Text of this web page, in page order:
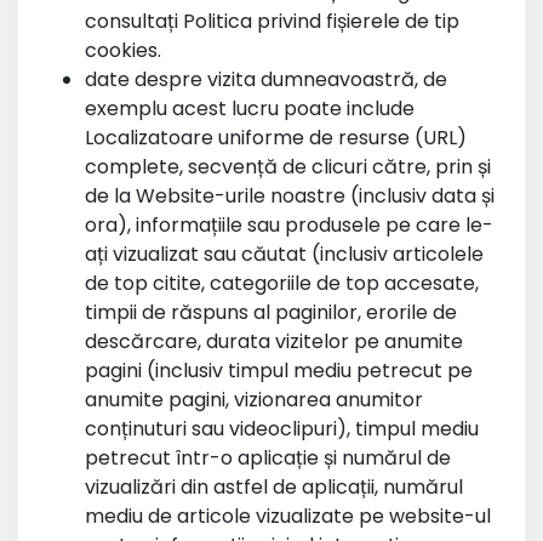
consultați Politica privind fișierele de tip
cookies.
date despre vizita dumneavoastră, de
exemplu acest lucru poate include
Localizatoare uniforme de resurse (URL)
complete, secvență de clicuri către, prin și
de la Website-urile noastre (inclusiv data și
ora), informațiile sau produsele pe care le-
ați vizualizat sau căutat (inclusiv articolele
de top citite, categoriile de top accesate,
timpii de răspuns al paginilor, erorile de
descărcare, durata vizitelor pe anumite
pagini (inclusiv timpul mediu petrecut pe
anumite pagini, vizionarea anumitor
conținuturi sau videoclipuri), timpul mediu
petrecut într-o aplicație și numărul de
vizualizări din astfel de aplicații, numărul
mediu de articole vizualizate pe website-ul